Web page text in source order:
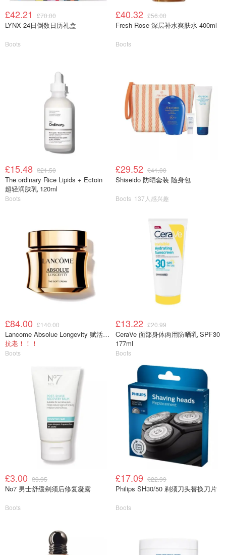
£42.21 £70.00
LYNX 24日倒数日历礼盒
Boots
£40.32 £56.00
Fresh Rose 深层补水爽肤水 400ml
Boots
£15.48 £21.50
The ordinary Rice Lipids + Ectoin
超轻润肤乳 120ml
Boots
£29.52 £41.00
Shiseido 防晒套装 随身包
Boots 137人感兴趣
£84.00 £140.00
Lancome Absolue Longevity 赋活柔润面霜 30ml
抗老！！！
Boots
£13.22 £20.99
CeraVe 面部身体两用防晒乳 SPF30
177ml
Boots
£3.00 £9.95
No7 男士舒缓剃须后修复凝露
Boots
£17.09 £22.99
Philips SH30/50 剃须刀头替换刀片
Boots